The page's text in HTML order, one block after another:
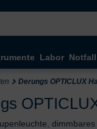
Labor Notfall
Derungs OPTICLUX